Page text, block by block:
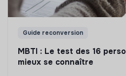
Guide reconversion
MBTI : Le test des 16
mieux se connaître